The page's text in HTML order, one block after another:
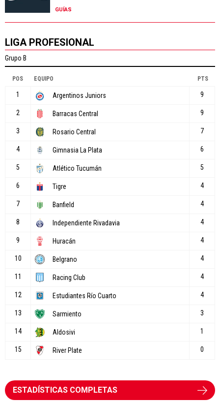
GUÍAS
LIGA PROFESIONAL
ESTADÍSTICAS COMPLETAS